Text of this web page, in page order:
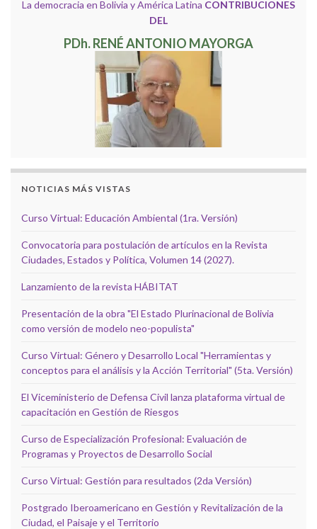
La democracia en Bolivia y América Latina CONTRIBUCIONES
DEL
PDh. RENÉ ANTONIO MAYORGA
NOTICIAS MÁS VISTAS
Curso Virtual: Educación Ambiental (1ra. Versión)
Convocatoria para postulación de artículos en la Revista
Ciudades, Estados y Política, Volumen 14 (2027).
Lanzamiento de la revista HÁBITAT
Presentación de la obra "El Estado Plurinacional de Bolivia
como versión de modelo neo-populista"
Curso Virtual: Género y Desarrollo Local "Herramientas y
conceptos para el análisis y la Acción Territorial" (5ta. Versión)
El Viceministerio de Defensa Civil lanza plataforma virtual de
capacitación en Gestión de Riesgos
Curso de Especialización Profesional: Evaluación de
Programas y Proyectos de Desarrollo Social
Curso Virtual: Gestión para resultados (2da Versión)
Postgrado Iberoamericano en Gestión y Revitalización de la
Ciudad, el Paisaje y el Territorio